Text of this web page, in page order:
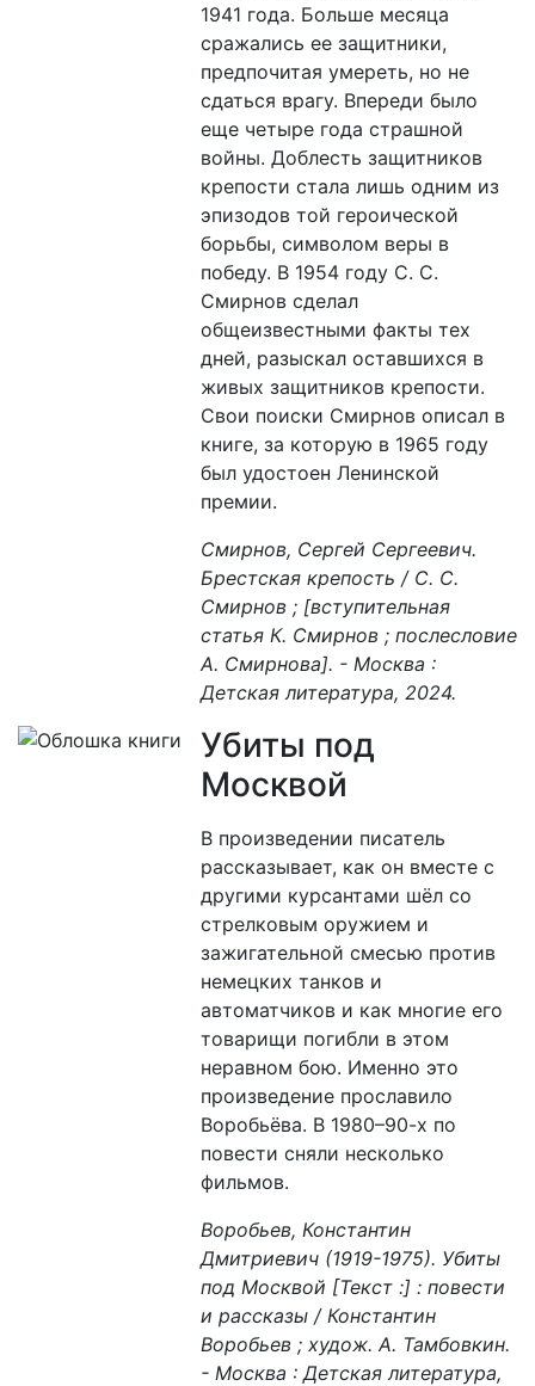
1941 года. Больше месяца
сражались ее защитники,
предпочитая умереть, но не
сдаться врагу. Впереди было
еще четыре года страшной
войны. Доблесть защитников
крепости стала лишь одним из
эпизодов той героической
борьбы, символом веры в
победу. В 1954 году С. С.
Смирнов сделал
общеизвестными факты тех
дней, разыскал оставшихся в
живых защитников крепости.
Свои поиски Смирнов описал в
книге, за которую в 1965 году
был удостоен Ленинской
премии.
Смирнов, Сергей Сергеевич.
Брестская крепость / С. С.
Смирнов ; [вступительная
статья К. Смирнов ; послесловие
А. Смирнова]. - Москва :
Детская литература, 2024.
Убиты под
Москвой
В произведении писатель
рассказывает, как он вместе с
другими курсантами шёл со
стрелковым оружием и
зажигательной смесью против
немецких танков и
автоматчиков и как многие его
товарищи погибли в этом
неравном бою. Именно это
произведение прославило
Воробьёва. В 1980–90-х по
повести сняли несколько
фильмов.
Воробьев, Константин
Дмитриевич (1919-1975). Убиты
под Москвой [Текст :] : повести
и рассказы / Константин
Воробьев ; худож. А. Тамбовкин.
- Москва : Детская литература,